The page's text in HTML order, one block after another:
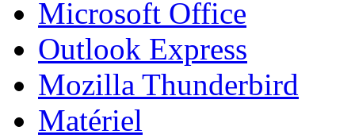
Microsoft Office
Outlook Express
Mozilla Thunderbird
Matériel